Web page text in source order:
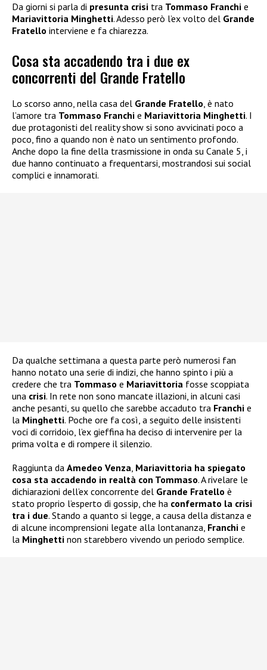
Da giorni si parla di presunta crisi tra Tommaso Franchi e
Mariavittoria Minghetti. Adesso però l’ex volto del Grande
Fratello interviene e fa chiarezza.
Cosa sta accadendo tra i due ex
concorrenti del Grande Fratello
Lo scorso anno, nella casa del Grande Fratello, è nato
l’amore tra Tommaso Franchi e Mariavittoria Minghetti. I
due protagonisti del reality show si sono avvicinati poco a
poco, fino a quando non è nato un sentimento profondo.
Anche dopo la fine della trasmissione in onda su Canale 5, i
due hanno continuato a frequentarsi, mostrandosi sui social
complici e innamorati.
Da qualche settimana a questa parte però numerosi fan
hanno notato una serie di indizi, che hanno spinto i più a
credere che tra Tommaso e Mariavittoria fosse scoppiata
una crisi. In rete non sono mancate illazioni, in alcuni casi
anche pesanti, su quello che sarebbe accaduto tra Franchi e
la Minghetti. Poche ore fa così, a seguito delle insistenti
voci di corridoio, l’ex gieffina ha deciso di intervenire per la
prima volta e di rompere il silenzio.
Raggiunta da Amedeo Venza, Mariavittoria ha spiegato
cosa sta accadendo in realtà con Tommaso. A rivelare le
dichiarazioni dell’ex concorrente del Grande Fratello è
stato proprio l’esperto di gossip, che ha confermato la crisi
tra i due. Stando a quanto si legge, a causa della distanza e
di alcune incomprensioni legate alla lontananza, Franchi e
la Minghetti non starebbero vivendo un periodo semplice.